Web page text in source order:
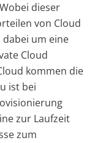
dieser
von Cloud
dabei um eine
Cloud
kommen die
ist bei
zur Laufzeit
zum